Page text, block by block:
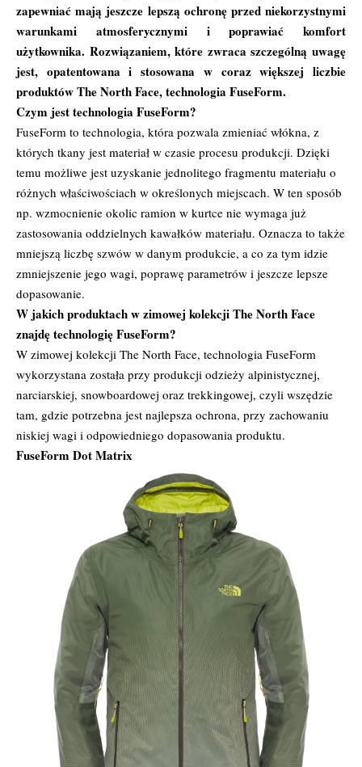
zapewniać mają jeszcze lepszą ochronę przed niekorzystnymi
warunkami atmosferycznymi i poprawiać komfort
użytkownika. Rozwiązaniem, które zwraca szczególną uwagę
jest, opatentowana i stosowana w coraz większej liczbie
produktów The North Face, technologia FuseForm.
Czym jest technologia FuseForm?
FuseForm to technologia, która pozwala zmieniać włókna, z
których tkany jest materiał w czasie procesu produkcji. Dzięki
temu możliwe jest uzyskanie jednolitego fragmentu materiału o
różnych właściwościach w określonych miejscach. W ten sposób
np. wzmocnienie okolic ramion w kurtce nie wymaga już
zastosowania oddzielnych kawałków materiału. Oznacza to także
mniejszą liczbę szwów w danym produkcie, a co za tym idzie
zmniejszenie jego wagi, poprawę parametrów i jeszcze lepsze
dopasowanie.
W jakich produktach w zimowej kolekcji The North Face
znajdę technologię FuseForm?
W zimowej kolekcji The North Face, technologia FuseForm
wykorzystana została przy produkcji odzieży alpinistycznej,
narciarskiej, snowboardowej oraz trekkingowej, czyli wszędzie
tam, gdzie potrzebna jest najlepsza ochrona, przy zachowaniu
niskiej wagi i odpowiedniego dopasowania produktu.
FuseForm Dot Matrix